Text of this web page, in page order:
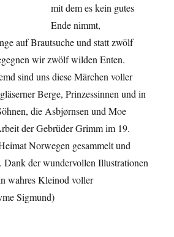
mit dem es kein gutes
Ende nimmt,
auf Brautsuche und statt zwölf
wir zwölf wilden Enten.
sind uns diese Märchen voller
Berge, Prinzessinnen und in
die Asbjørnsen und Moe
der Gebrüder Grimm im 19.
Norwegen gesammelt und
Dank der wundervollen Illustrationen
wahres Kleinod voller
Sigmund)